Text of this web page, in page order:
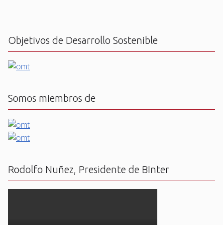
Objetivos de Desarrollo Sostenible
Somos miembros de
Rodolfo Nuñez, Presidente de BInter